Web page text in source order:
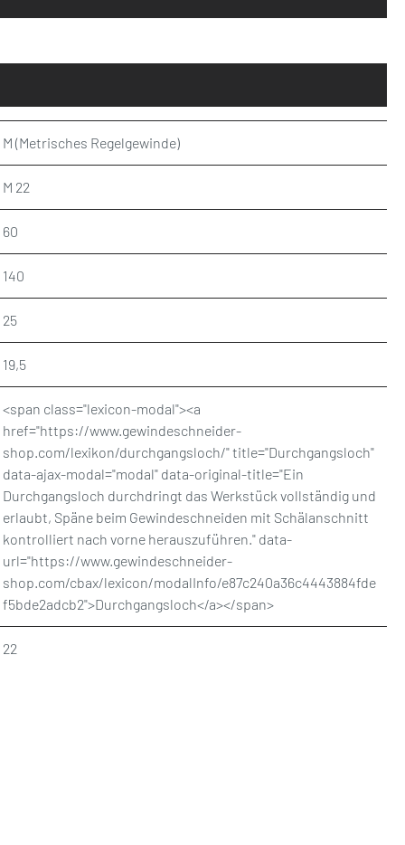
M (Metrisches Regelgewinde)
M 22
60
140
25
19,5
<span class="lexicon-modal"><a
href="https://www.gewindeschneider-
shop.com/lexikon/durchgangsloch/" title="Durchgangsloch"
data-ajax-modal="modal" data-original-title="Ein
Durchgangsloch durchdringt das Werkstück vollständig und
erlaubt, Späne beim Gewindeschneiden mit Schälanschnitt
kontrolliert nach vorne herauszuführen." data-
url="https://www.gewindeschneider-
shop.com/cbax/lexicon/modalInfo/e87c240a36c4443884fde
f5bde2adcb2">Durchgangsloch</a></span>
22